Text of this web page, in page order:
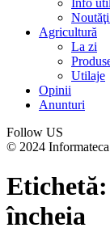
Info util
Noutăţi
Agricultură
La zi
Utilaje
Opinii
Anunturi
Follow US
© 2024
Etichetă:
încheia